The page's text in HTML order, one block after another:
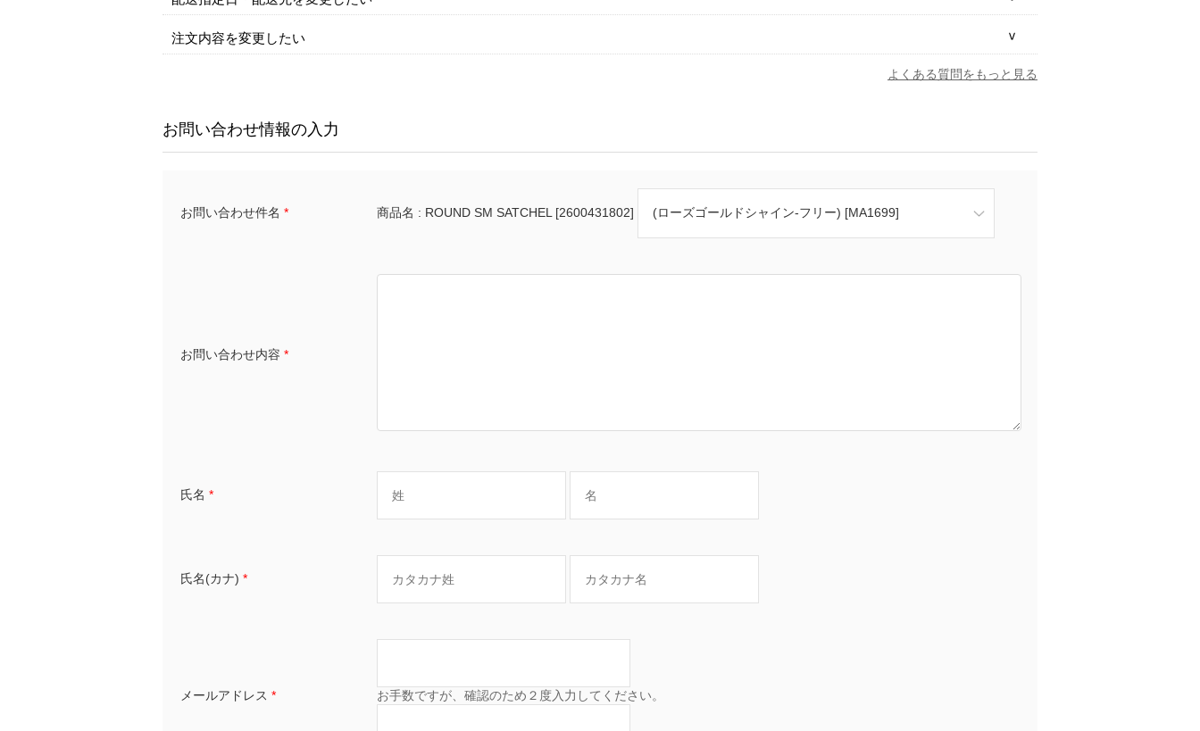
注文内容を変更したい
よくある質問をもっと見る
お問い合わせ情報の入力
お問い合わせ件名 * 商品名 : ROUND SM SATCHEL [2600431802]
お問い合わせ内容 *
氏名 *
氏名(カナ) *
メールアドレス * お手数ですが、確認のため２度入力してください。